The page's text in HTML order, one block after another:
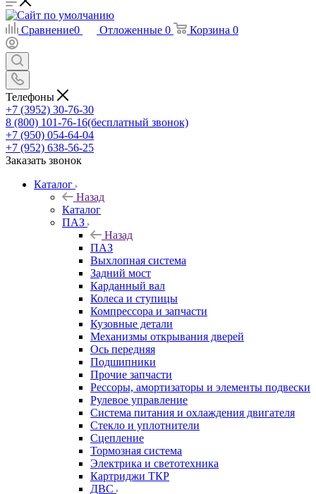
Сравнение0 Отложенные 0 Корзина 0
Телефоны
+7 (3952) 30-76-30
8 (800) 101-76-16(бесплатный звонок)
+7 (950) 054-64-04
+7 (952) 638-56-25
Заказать звонок
Каталог
Назад
Каталог
ПАЗ
Назад
ПАЗ
Выхлопная система
Задний мост
Карданный вал
Колеса и ступицы
Компрессора и запчасти
Кузовные детали
Механизмы открывания дверей
Ось передняя
Подшипники
Прочие запчасти
Рессоры, амортизаторы и элементы подвески
Рулевое управление
Система питания и охлаждения двигателя
Стекло и уплотнители
Сцепление
Тормозная система
Электрика и светотехника
Картриджи ТКР
ДВС